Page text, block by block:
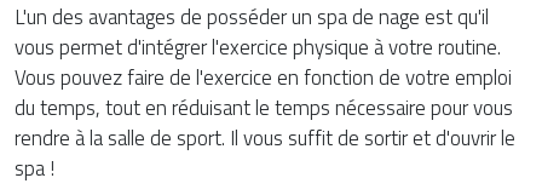
L'un des avantages de posséder un spa de nage est qu'il
vous permet d'intégrer l'exercice physique à votre routine.
Vous pouvez faire de l'exercice en fonction de votre emploi
du temps, tout en réduisant le temps nécessaire pour vous
rendre à la salle de sport. Il vous suffit de sortir et d'ouvrir le
spa !